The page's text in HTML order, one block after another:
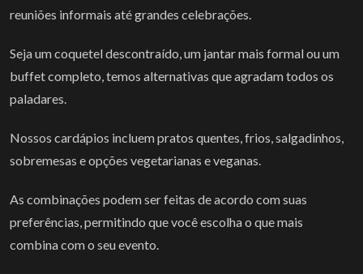
reuniões informais até grandes celebrações.
Seja um coquetel descontraído, um jantar mais formal ou um
buffet completo, temos alternativas que agradam todos os
paladares.
Nossos cardápios incluem pratos quentes, frios, salgadinhos,
sobremesas e opções vegetarianas e veganas.
As combinações podem ser feitas de acordo com suas
preferências, permitindo que você escolha o que mais
combina com o seu evento.